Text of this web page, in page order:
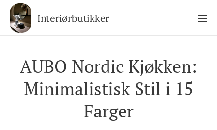
Interiørbutikker
AUBO Nordic Kjøkken:
Minimalistisk Stil i 15
Farger